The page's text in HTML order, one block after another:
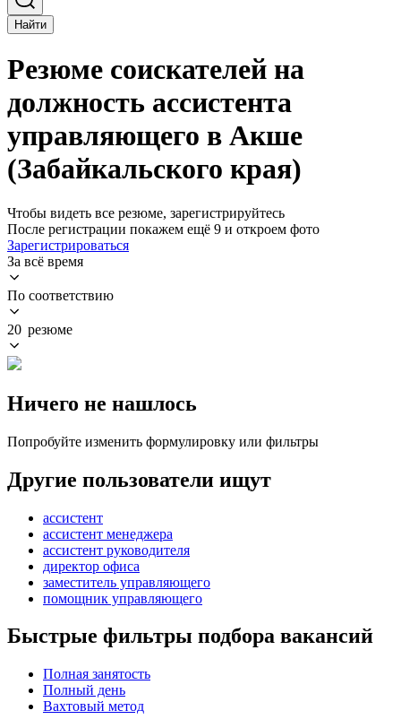
Найти
Резюме соискателей на
должность ассистента
управляющего в Акше
(Забайкальского края)
Чтобы видеть все резюме, зарегистрируйтесь
После регистрации покажем ещё 9 и откроем фото
Зарегистрироваться
За всё время
По соответствию
20 резюме
Ничего не нашлось
Попробуйте изменить формулировку или фильтры
Другие пользователи ищут
ассистент
ассистент менеджера
ассистент руководителя
директор офиса
заместитель управляющего
помощник управляющего
Быстрые фильтры подбора вакансий
Полная занятость
Полный день
Вахтовый метод